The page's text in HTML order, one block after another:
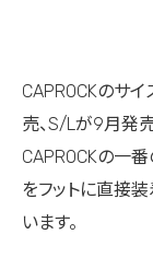
CAPROCKのサ
売、S/Lが9月発
CAPROCKの一
をフットに直接
います。